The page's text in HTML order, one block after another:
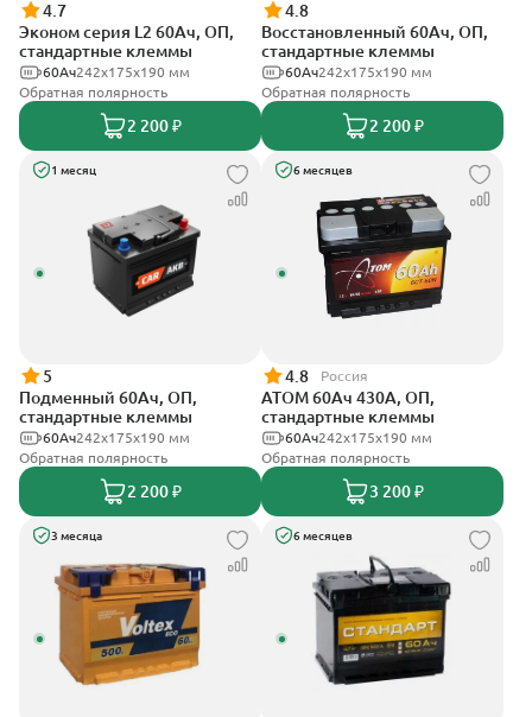
4.7
Эконом серия L2 60Ач, ОП,
стандартные клеммы
242х175х190 мм
60Ач
Обратная полярность
2 200 ₽
4.8
Восстановленный 60Ач, ОП,
стандартные клеммы
242х175х190 мм
60Ач
Обратная полярность
2 200 ₽
1 месяц
5
Подменный 60Ач, ОП,
стандартные клеммы
242х175х190 мм
60Ач
Обратная полярность
2 200 ₽
6 месяцев
4.8 Россия
АТОМ 60Ач 430А, ОП,
стандартные клеммы
242х175х190 мм
60Ач
Обратная полярность
3 200 ₽
3 месяца 6 месяцев